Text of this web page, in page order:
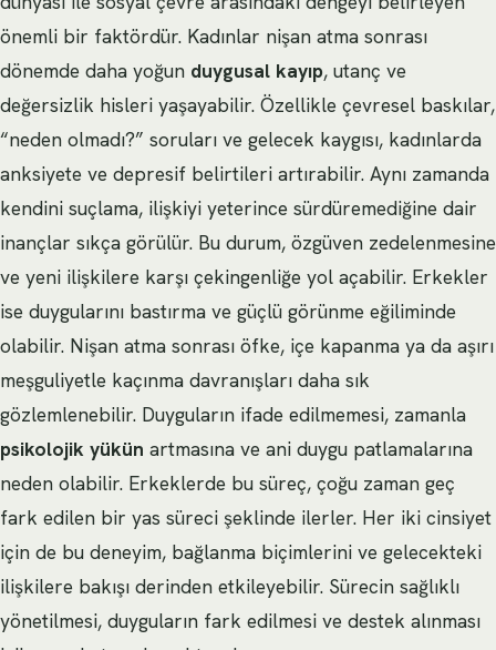
önemli bir faktördür. Kadınlar nişan atma sonrası
dönemde daha yoğun duygusal kayıp, utanç ve
değersizlik hisleri yaşayabilir. Özellikle çevresel baskılar,
“neden olmadı?” soruları ve gelecek kaygısı, kadınlarda
anksiyete ve depresif belirtileri artırabilir. Aynı zamanda
kendini suçlama, ilişkiyi yeterince sürdüremediğine dair
inançlar sıkça görülür. Bu durum, özgüven zedelenmesine
ve yeni ilişkilere karşı çekingenliğe yol açabilir. Erkekler
ise duygularını bastırma ve güçlü görünme eğiliminde
olabilir. Nişan atma sonrası öfke, içe kapanma ya da aşırı
meşguliyetle kaçınma davranışları daha sık
gözlemlenebilir. Duyguların ifade edilmemesi, zamanla
psikolojik yükün artmasına ve ani duygu patlamalarına
neden olabilir. Erkeklerde bu süreç, çoğu zaman geç
fark edilen bir yas süreci şeklinde ilerler. Her iki cinsiyet
için de bu deneyim, bağlanma biçimlerini ve gelecekteki
ilişkilere bakışı derinden etkileyebilir. Sürecin sağlıklı
yönetilmesi, duyguların fark edilmesi ve destek alınması